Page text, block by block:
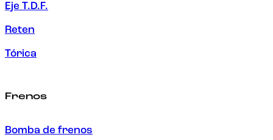
Eje T.D.F.
Reten
Tórica
Frenos
Bomba de frenos